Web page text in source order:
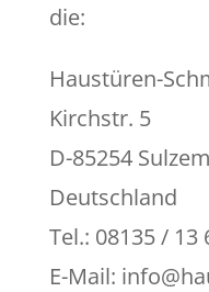
die:
Haustüren-
Kirchstr. 5
D-85254
Deutschland
Tel.: 08135 / 13
E-Mail: